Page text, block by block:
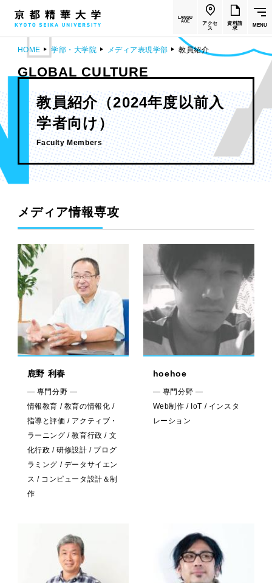
LANGU
AGE
アクセ
ス
資料請
求
MENU
HOME 学部・大学院 メディア表現学部 教員紹介
教員紹介（2024年度以前入
学者向け）
Faculty Members
GLOBAL CULTURE
メディア情報専攻
鹿野 利春
— 専門分野 —
情報教育 / 教育の情報化 /
指導と評価 / アクティブ・
ラーニング / 教育行政 / 文
化行政 / 研修設計 / プログ
ラミング / データサイエン
ス / コンピュータ設計＆制
作
hoehoe
— 専門分野 —
Web制作 / IoT / インスタ
レーション